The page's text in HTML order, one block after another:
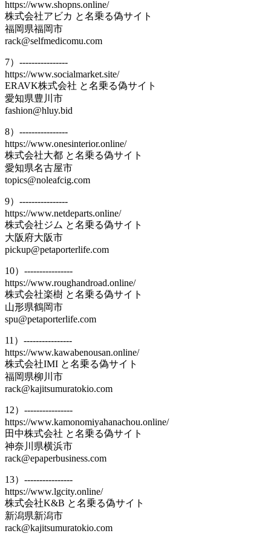
https://www.shopns.online/
株式会社アビカ と名乗る偽サイト
福岡県福岡市
rack@selfmedicomu.com
7）----------------
https://www.socialmarket.site/
ERAVK株式会社 と名乗る偽サイト
愛知県豊川市
fashion@hluy.bid
8）----------------
https://www.onesinterior.online/
株式会社大都 と名乗る偽サイト
愛知県名古屋市
topics@noleafcig.com
9）----------------
https://www.netdeparts.online/
株式会社ジム と名乗る偽サイト
大阪府大阪市
pickup@petaporterlife.com
10）----------------
https://www.roughandroad.online/
株式会社楽樹 と名乗る偽サイト
山形県鶴岡市
spu@petaporterlife.com
11）----------------
https://www.kawabenousan.online/
株式会社IMI と名乗る偽サイト
福岡県柳川市
rack@kajitsumuratokio.com
12）----------------
https://www.kamonomiyahanachou.online/
田中株式会社 と名乗る偽サイト
神奈川県横浜市
rack@epaperbusiness.com
13）----------------
https://www.lgcity.online/
株式会社K&B と名乗る偽サイト
新潟県新潟市
rack@kajitsumuratokio.com